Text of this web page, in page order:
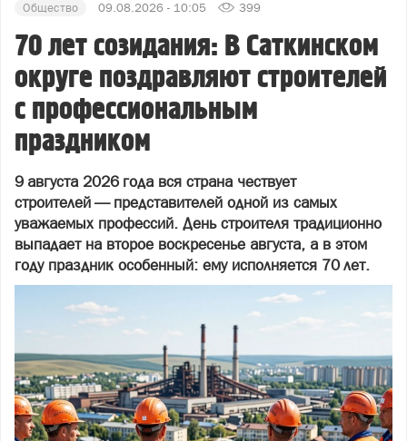
Общество 09.08.2026 - 10:05 399
70 лет созидания: В Саткинском
округе поздравляют строителей
с профессиональным
праздником
9 августа 2026 года вся страна чествует
строителей — представителей одной из самых
уважаемых профессий. День строителя традиционно
выпадает на второе воскресенье августа, а в этом
году праздник особенный: ему исполняется 70 лет.